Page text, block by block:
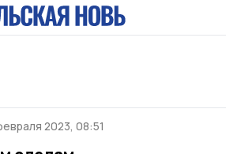
2023, 08:51